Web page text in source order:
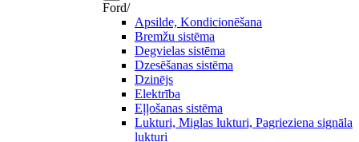
Ford/
Apsilde, Kondicionēšana
Bremžu sistēma
Degvielas sistēma
Dzesēšanas sistēma
Dzinējs
Elektrība
Eļļošanas sistēma
Lukturi, Miglas lukturi, Pagrieziena signāla
lukturi